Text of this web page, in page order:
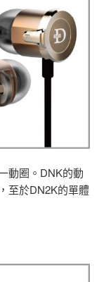
動圈。DNK的動
至於DN2K的單體